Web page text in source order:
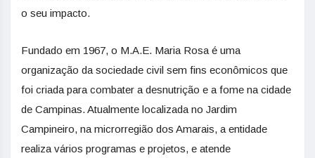
o seu impacto.
Fundado em 1967, o M.A.E. Maria Rosa é uma
organização da sociedade civil sem fins econômicos que
foi criada para combater a desnutrição e a fome na cidade
de Campinas. Atualmente localizada no Jardim
Campineiro, na microrregião dos Amarais, a entidade
realiza vários programas e projetos, e atende